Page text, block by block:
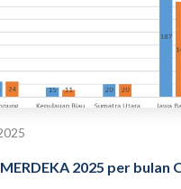
2025 per bulan